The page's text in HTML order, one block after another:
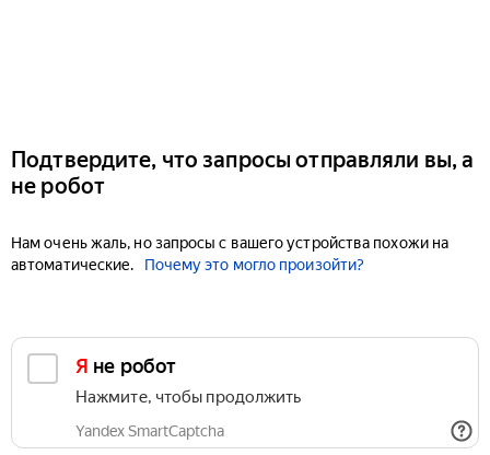
Подтвердите, что запросы отправляли вы, а
не робот
Нам очень жаль, но запросы с вашего устройства похожи на
автоматические.
Почему это могло произойти?
Я не робот
Нажмите, чтобы продолжить
Yandex SmartCaptcha